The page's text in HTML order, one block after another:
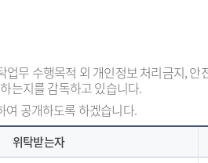
무 수행목적 외 개인정보 처리금지, 안
는지를 감독하고 있습니다.
여 공개하도록 하겠습니다.
위탁받는자